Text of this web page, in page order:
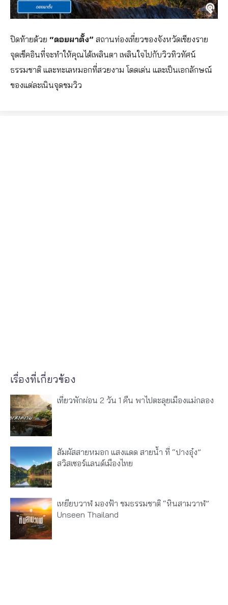
ปิดท้ายด้วย “ดอยผาตั้ง” สถานท่องเที่ยวของจังหวัดเชียงราย
จุดเช็คอินที่จะทำให้คุณได้เพลินตา เพลินใจไปกับวิวทิวทัศน์
ธรรมชาติ และทะเลหมอกที่สวยงาม โดดเด่น และเป็นเอกลักษณ์
ของแต่ละเนินจุดชมวิว
เรื่องที่เกี่ยวข้อง
เที่ยวพักผ่อน 2 วัน 1 คืน พาไปตะลุยเมืองแม่กลอง
สัมผัสสายหมอก แสงแดด สายน้ำ ที่ “ปางอุ๋ง”
สวิสเซอร์แลนด์เมืองไทย
เหยียบวาฬ มองฟ้า ชมธรรมชาติ “หินสามวาฬ”
Unseen Thailand